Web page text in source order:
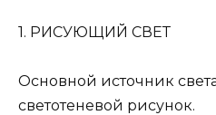
1. РИСУЮЩИЙ СВЕТ
Основной источник
светотеневой рисунок.